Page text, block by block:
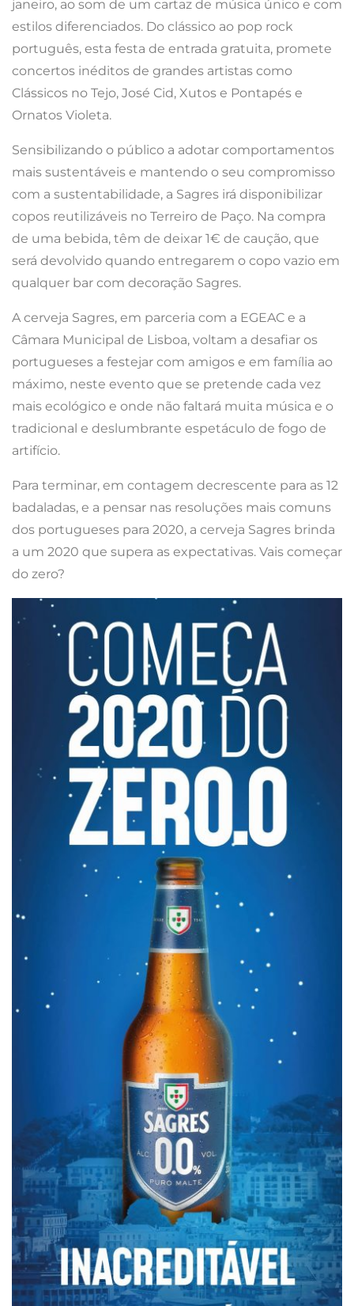
janeiro, ao som de um cartaz de música único e com
estilos diferenciados. Do clássico ao pop rock
português, esta festa de entrada gratuita, promete
concertos inéditos de grandes artistas como
Clássicos no Tejo, José Cid, Xutos e Pontapés e
Ornatos Violeta.
Sensibilizando o público a adotar comportamentos
mais sustentáveis e mantendo o seu compromisso
com a sustentabilidade, a Sagres irá disponibilizar
copos reutilizáveis no Terreiro de Paço. Na compra
de uma bebida, têm de deixar 1€ de caução, que
será devolvido quando entregarem o copo vazio em
qualquer bar com decoração Sagres.
A cerveja Sagres, em parceria com a EGEAC e a
Câmara Municipal de Lisboa, voltam a desafiar os
portugueses a festejar com amigos e em família ao
máximo, neste evento que se pretende cada vez
mais ecológico e onde não faltará muita música e o
tradicional e deslumbrante espetáculo de fogo de
artifício.
Para terminar, em contagem decrescente para as 12
badaladas, e a pensar nas resoluções mais comuns
dos portugueses para 2020, a cerveja Sagres brinda
a um 2020 que supera as expectativas. Vais começar
do zero?